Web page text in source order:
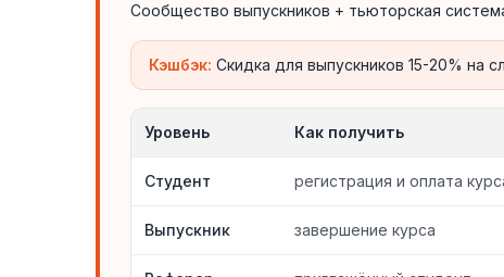
Сообщество выпускников + тьюторская
Кэшбэк: Скидка для выпускников 15-20%
Уровень Как получить
Студент регистрация и оплата
Выпускник завершение курса